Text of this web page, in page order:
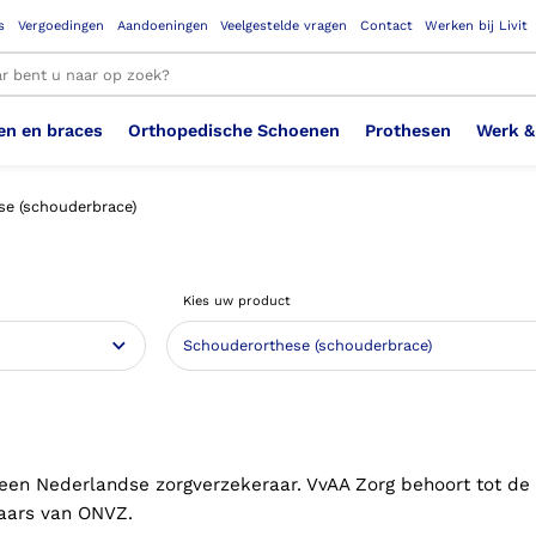
Vergoedingen Aandoeningen Veelgestelde vragen Contact Werken bij Livit
Kousen (klasse 2)
3D geprinte steunzolen
en braces
Been Knie
Hoofd Nek
Orthopedische Schoenen
Orthopedische Schoenen OSA
Badschoenen
Prothesen
Bovenbeenprothese
Hand & Vinger prothese
Werk
Werknemer
(schouderbrace)
Kies uw product
Nederlandse zorgverzekeraar. VvAA Zorg behoort tot de
van ONVZ.